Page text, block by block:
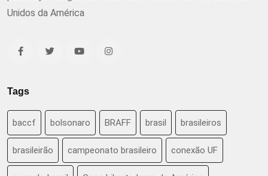
Unidos da América
Tags
baccf bolsonaro BRAFF brasil brasileiros
brasileirão campeonato brasileiro conexão UF